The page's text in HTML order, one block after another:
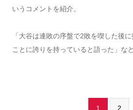
いうコメントを紹介。
「大谷は連敗の序盤で2敗を喫した後
ことに誇りを持っていると語った」な
1 2